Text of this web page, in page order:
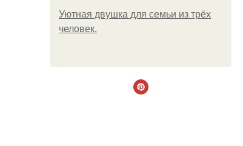
Уютная двушка для семьи из трёх
человек.